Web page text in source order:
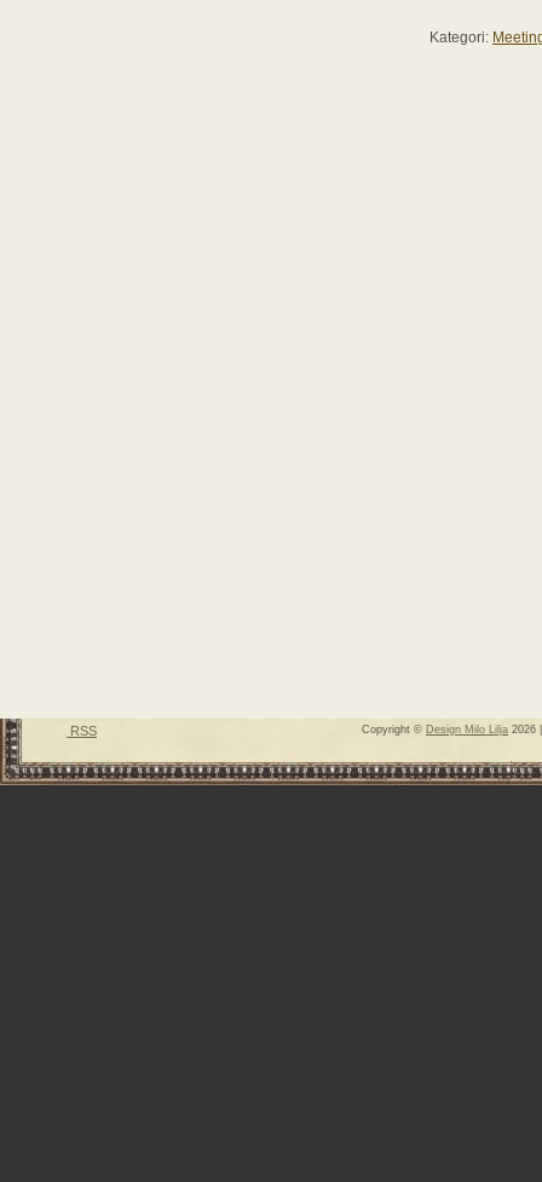
Kategori:
Copyright © Design Milo Lilja 2026
RSS